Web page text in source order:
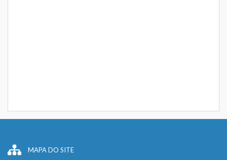
MAPA DO SITE